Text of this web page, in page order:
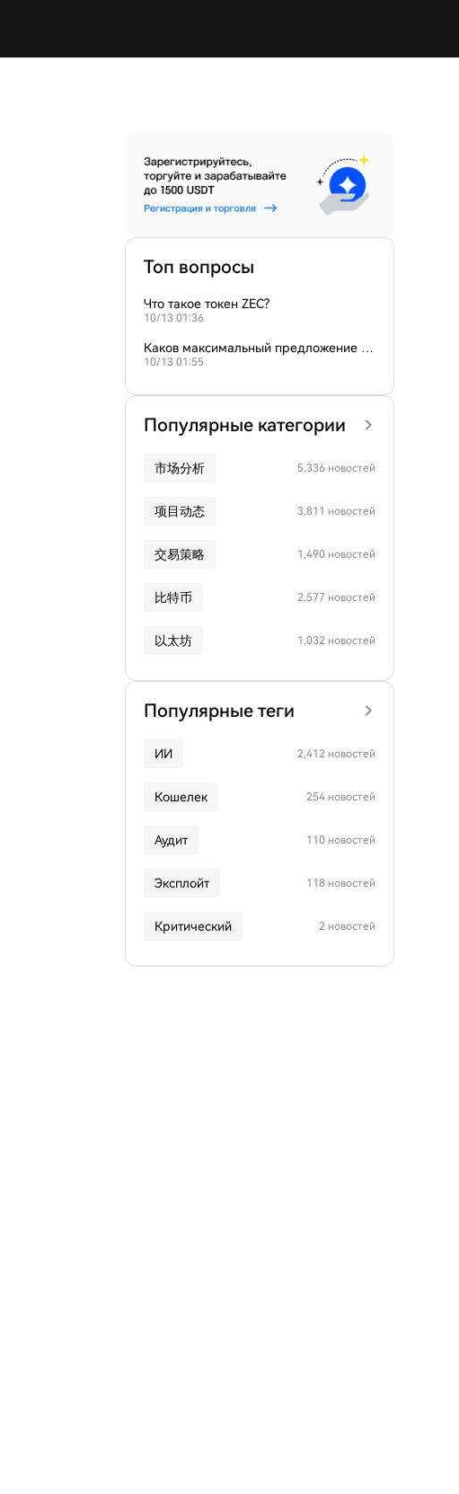
Топ вопросы
Что такое токен ZEC?
10/13 01:36
Каков максимальный предложение ZE
C?
10/13 01:55
Популярные категории
市场分析 5,336 новостей
项目动态 3,811 новостей
交易策略 1,490 новостей
比特币 2,577 новостей
以太坊 1,032 новостей
Популярные теги
ИИ 2,412 новостей
Кошелек 254 новостей
Аудит 110 новостей
Эксплойт 118 новостей
Критический 2 новостей